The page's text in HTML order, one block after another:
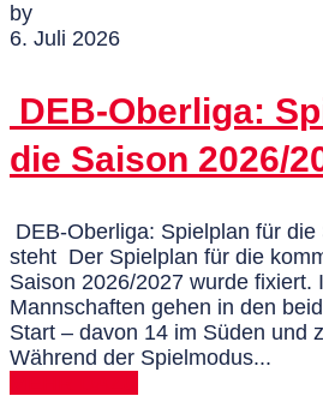
by
6. Juli 2026
DEB-Oberliga:
die Saison 2026/
DEB-Oberliga: Spielplan für
steht Der Spielplan für die
Saison 2026/2027 wurde fixiert.
Mannschaften gehen in den
Start – davon 14 im Süden und
Während der Spielmodus...